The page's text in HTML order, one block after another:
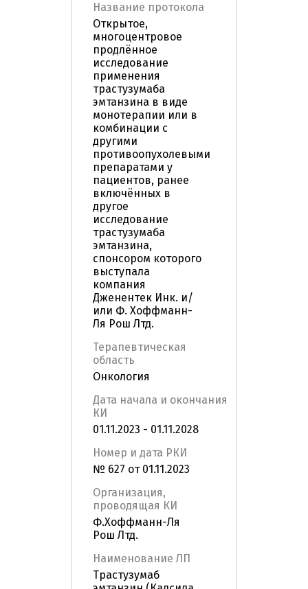
Название протокола
Открытое,
многоцентровое
продлённое
исследование
применения
трастузумаба
эмтанзина в виде
монотерапии или в
комбинации с
другими
противоопухолевыми
препаратами у
пациентов, ранее
включённых в
другое
исследование
трастузумаба
эмтанзина,
спонсором которого
выступала
компания
Дженентек Инк. и/
или Ф. Хоффманн-
Ля Рош Лтд.
Терапевтическая
область
Онкология
Дата начала и окончания
КИ
01.11.2023 - 01.11.2028
Номер и дата РКИ
№ 627 от 01.11.2023
Организация,
проводящая КИ
Ф.Хоффманн-Ля
Рош Лтд.
Наименование ЛП
Трастузумаб